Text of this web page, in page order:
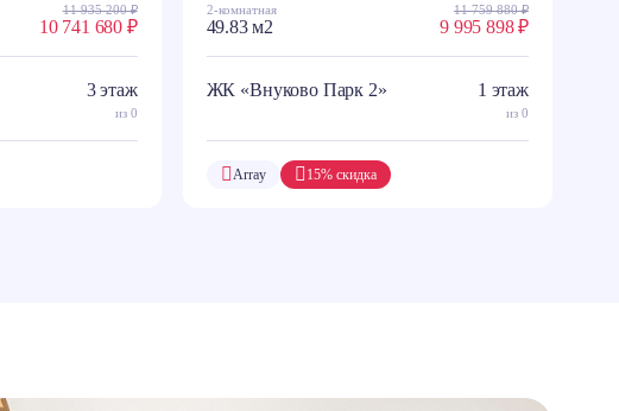
11 935 200 ₽
10 741 680 ₽
3 этаж
из 0
2-комнатная
49.83 м2
11 759 880 ₽
9 995 898 ₽
ЖК «Внуково Парк 2» 1 этаж
из 0
15% скидка
Array